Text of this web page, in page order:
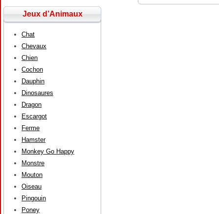
Jeux d’Animaux
Chat
Chevaux
Chien
Cochon
Dauphin
Dinosaures
Dragon
Escargot
Ferme
Hamster
Monkey Go Happy
Monstre
Mouton
Oiseau
Pingouin
Poney